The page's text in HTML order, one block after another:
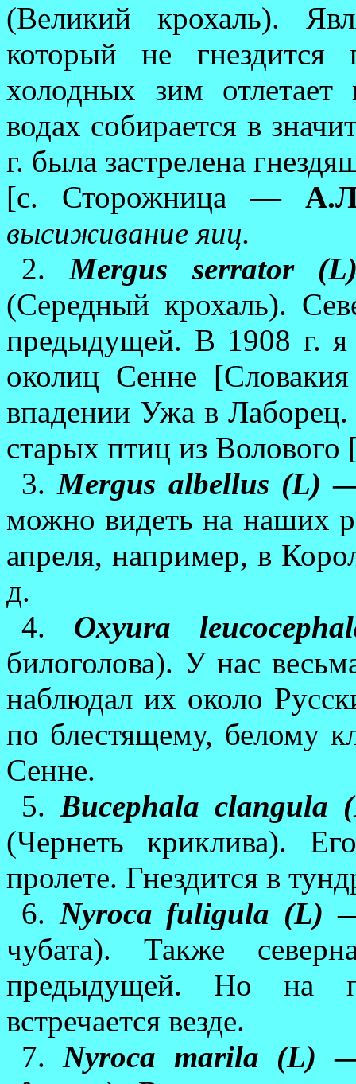
(Великий крохаль).
который не
холодных зим
водах собирается в
г. была застрелена
[с. Сторожница —
высиживание яиц.
2.Mergus serrator
(Середный крохаль).
предыдущей. В 1908 г. я
околиц Сенне
впадении Ужа в
старых­ птиц из
3.Mergus albellus (L)
можно видеть на наших
апреля, например, в
д.
4. Oxyura
билоголова). У нас
наблюдал их около
по блестящему, белому
Сенне.
5.Bucephala clangula
(Чернеть криклива).
пролете. Гнездится в
6. Nyroca fuligula (L)
чубата). Также
предыдущей. Но на
встречается везде.
7.Nyroca marila (L)